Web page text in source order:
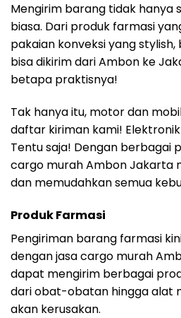
Mengirim barang tidak hanya
biasa. Dari produk farmasi
pakaian konveksi yang
bisa dikirim dari Ambon ke
betapa praktisnya!
Tak hanya itu, motor dan
daftar kiriman kami!
Tentu saja! Dengan berbagai
cargo murah Ambon Jakarta
dan memudahkan semua
Produk Farmasi
Pengiriman barang farmasi
dengan jasa cargo murah
dapat mengirim berbagai
dari obat-obatan hingga alat
akan kerusakan.